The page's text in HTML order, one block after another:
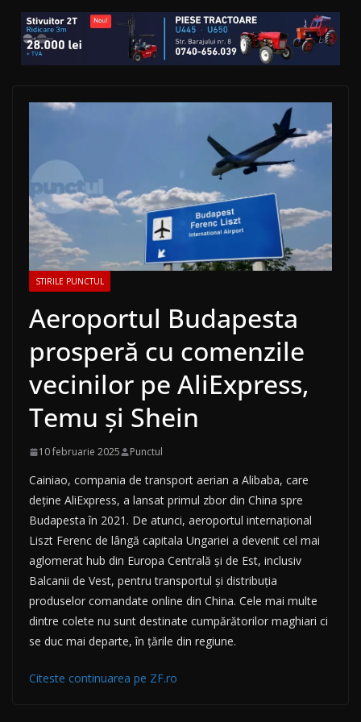
STIRILE PUNCTUL
Aeroportul Budapesta
prosperă cu comenzile
vecinilor pe AliExpress,
Temu şi Shein
10 februarie 2025 Punctul
Cainiao, compania de transport aerian a Alibaba, care
deţine AliExpress, a lansat primul zbor din China spre
Budapesta în 2021. De atunci, aeroportul inter­naţional
Liszt Ferenc de lângă capitala Unga­riei a devenit cel mai
aglomerat hub din Europa Centrală şi de Est, inclusiv
Balcanii de Vest, pentru transportul şi distribuţia
produselor comandate online din China. Cele mai multe
dintre colete nu sunt desti­nate cumpărătorilor maghiari ci
se duc mai de­parte, în ţările din regiune.
Citeste continuarea pe ZF.ro